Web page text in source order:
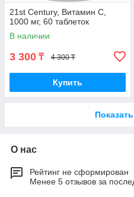
21st Century, Витамин C,
1000 мг, 60 таблеток
В наличии
3 300 ₸ 4 300 ₸
Купить
О нас
Рейтинг не сформирован
Менее 5 отзывов за